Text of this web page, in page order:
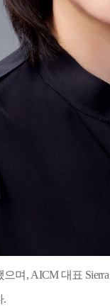
으며 , AICM대표
.